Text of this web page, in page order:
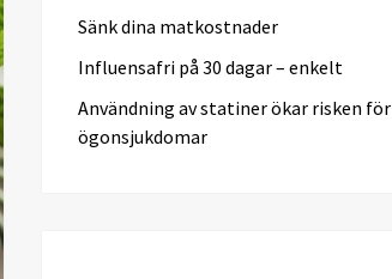
Sänk dina matkostnader
Influensafri på 30 dagar – enkelt
Användning av statiner ökar risken för
ögonsjukdomar